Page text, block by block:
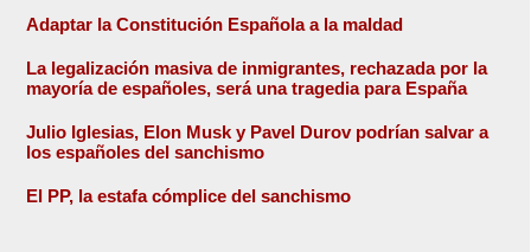
Adaptar la Constitución Española a la maldad
La legalización masiva de inmigrantes, rechazada por la
mayoría de españoles, será una tragedia para España
Julio Iglesias, Elon Musk y Pavel Durov podrían salvar a
los españoles del sanchismo
El PP, la estafa cómplice del sanchismo